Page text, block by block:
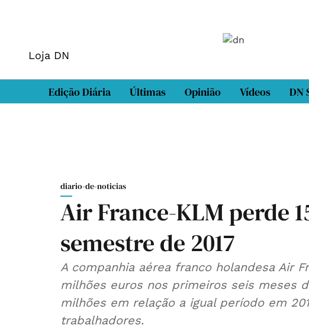
Loja DN
Edição Diária Últimas Opinião Vídeos DN
diario-de-noticias
Air France-KLM perde
semestre de 2017
A companhia aérea franco holandesa Air
milhões euros nos primeiros seis meses
milhões em relação a igual período em
trabalhadores.